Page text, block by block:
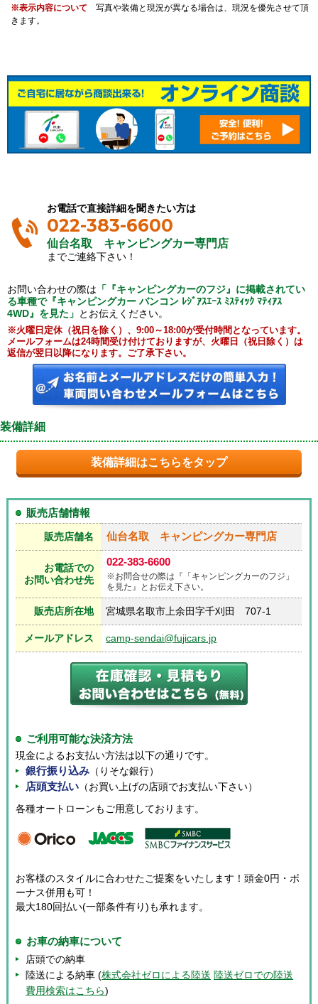
※表示内容について
写真や装備と現況が異なる場合は、現況を優先させて頂
きます。
お電話で直接詳細を聞きたい方は
022-383-6600
仙台名取 キャンピングカー専門店
までご連絡下さい！
お問い合わせの際は 「『キャンピングカーのフジ』に掲載されてい
る車種で『キャンピングカー バンコン ﾚｼﾞｱｽｴｰｽ ﾐｽﾃｨｯｸ ﾏﾃｨｱｽ
4WD』を見た」 とお伝えください。
※火曜日定休（祝日を除く）、9:00～18:00が受付時間となっています。
メールフォームは24時間受け付けておりますが、火曜日（祝日除く）は
返信が翌日以降になります。ご了承下さい。
装備詳細
装備詳細はこちらをタップ
販売店舗情報
販売店舗名 仙台名取 キャンピングカー専門店
お電話での
お問い合わせ先
022-383-6600
※お問合せの際は『「キャンピングカーのフジ」
を見た』とお伝え下さい。
販売店所在地 宮城県名取市上余田字千刈田 707-1
メールアドレス camp-sendai@fujicars.jp
ご利用可能な決済方法
現金によるお支払い方法は以下の通りです。
銀行振り込み （りそな銀行）
店頭支払い （お買い上げの店頭でお支払い下さい）
各種オートローンもご用意しております。
お客様のスタイルに合わせたご提案をいたします！頭金0円・ボ
ーナス併用も可！
最大180回払い(一部条件有り)も承れます。
お車の納車について
店頭での納車
陸送による納車 (株式会社ゼロによる陸送 陸送ゼロでの陸送
費用検索はこちら)